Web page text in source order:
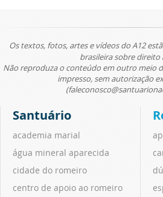
Os textos, fotos, artes e vídeos do A12
brasileira sobre direito
Não reproduza o conteúdo em outro meio
impresso, sem autorização
Santuário
academia marial
água mineral aparecida
cidade do romeiro
centro de apoio ao romeiro